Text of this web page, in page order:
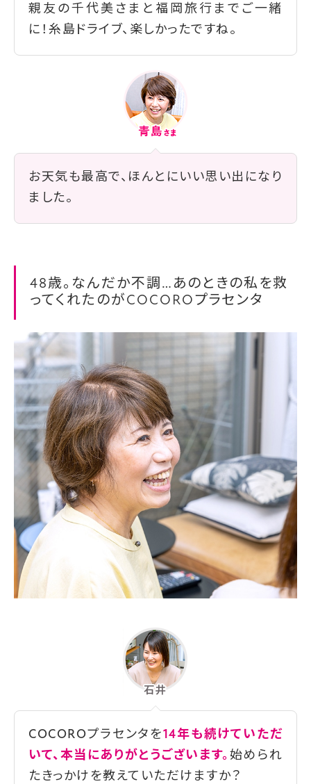
親友の千代美さまと福岡旅行までご一緒
に！糸島ドライブ、楽しかったですね。
お天気も最高で、ほんとにいい思い出になり
ました。
48歳。なんだか不調…あのときの私を救
ってくれたのがCOCOROプラセンタ
COCOROプラセンタを14年も続けていただ
いて、本当にありがとうございます。 始められ
たきっかけを教えていただけますか？